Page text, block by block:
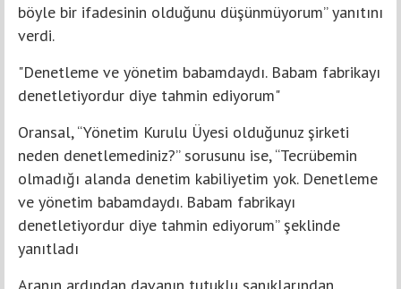
böyle bir ifadesinin olduğunu düşünmüyorum” yanıtını
verdi.
"Denetleme ve yönetim babamdaydı. Babam fabrikayı
denetletiyordur diye tahmin ediyorum"
Oransal, “Yönetim Kurulu Üyesi olduğunuz şirketi
neden denetlemediniz?” sorusunu ise, “Tecrübemin
olmadığı alanda denetim kabiliyetim yok. Denetleme
ve yönetim babamdaydı. Babam fabrikayı
denetletiyordur diye tahmin ediyorum” şeklinde
yanıtladı